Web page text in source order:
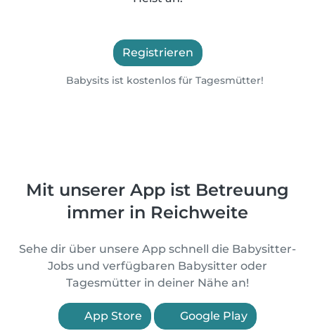
Registrieren
Babysits ist kostenlos für Tagesmütter!
Mit unserer App ist Betreuung
immer in Reichweite
Sehe dir über unsere App schnell die Babysitter-
Jobs und verfügbaren Babysitter oder
Tagesmütter in deiner Nähe an!
App Store Google Play